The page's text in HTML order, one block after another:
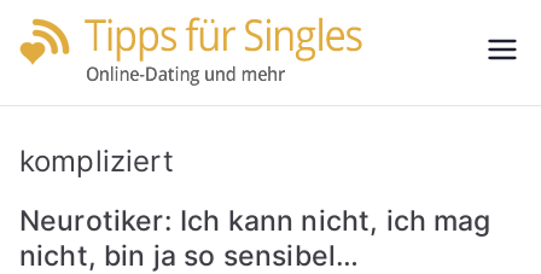
Zum
Inhalt
Single
kompliziert
Neurotiker: Ich kann nicht, ich mag
nicht, bin ja so sensibel…